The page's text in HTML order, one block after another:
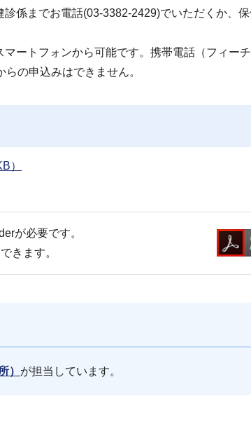
係までお電話(03-3382-2429)でいただくか、
ートフォンから可能です。携帯電話（フィー
の申込みはできません。
）
が必要です。
きます。
） が担当しています。